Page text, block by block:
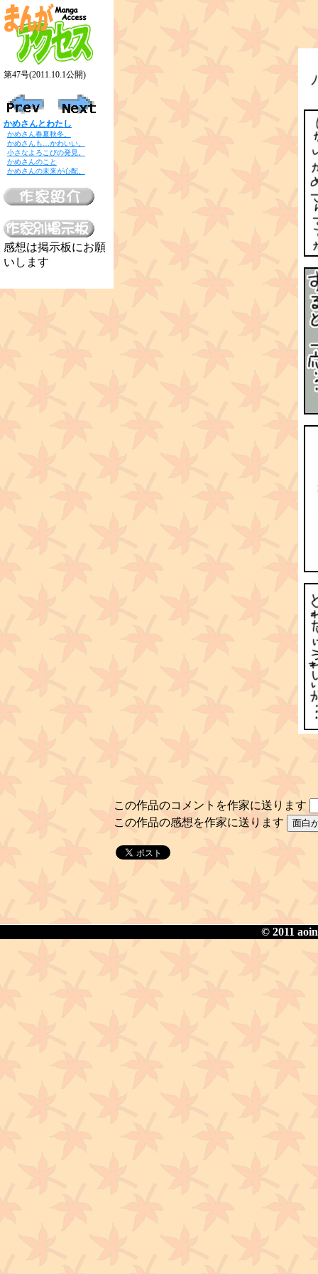
第47号(2011.10.1公開)
かめさんとわたし
かめさん春夏秋冬。
かめさんも…かわいい。
小さなよろこびの発見。
かめさんのこと
かめさんの未来が心配。
感想は掲示板にお願
いします
この作品のコメントを作家に送ります
この作品の感想を作家に送ります
© 2011